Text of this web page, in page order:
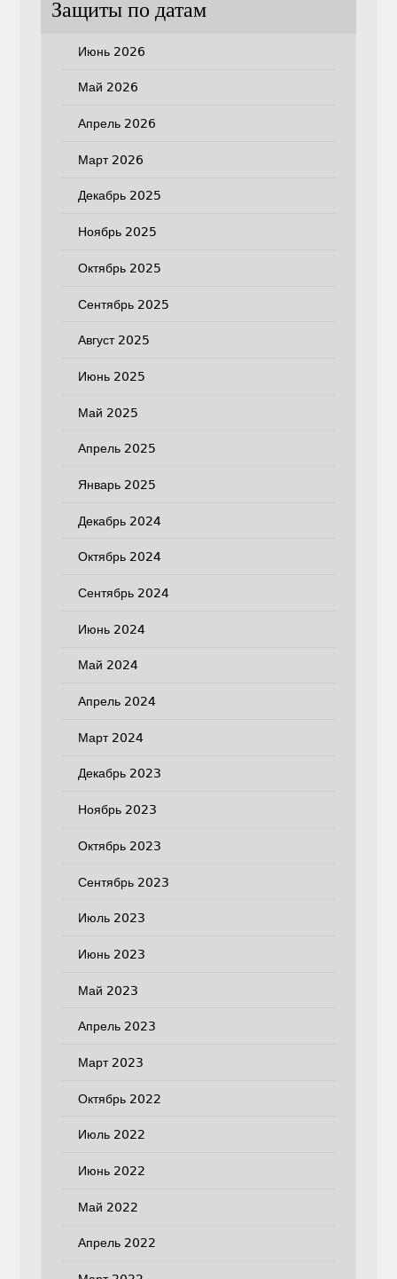
Защиты по датам
Июнь 2026
Май 2026
Апрель 2026
Март 2026
Декабрь 2025
Ноябрь 2025
Октябрь 2025
Сентябрь 2025
Август 2025
Июнь 2025
Май 2025
Апрель 2025
Январь 2025
Декабрь 2024
Октябрь 2024
Сентябрь 2024
Июнь 2024
Май 2024
Апрель 2024
Март 2024
Декабрь 2023
Ноябрь 2023
Октябрь 2023
Сентябрь 2023
Июль 2023
Июнь 2023
Май 2023
Апрель 2023
Март 2023
Октябрь 2022
Июль 2022
Июнь 2022
Май 2022
Апрель 2022